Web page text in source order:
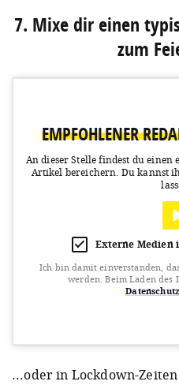
7. Mixe dir einen
zum
EMPFOHLENER
An dieser Stelle findest du
Artikel bereichern. Du kannst
Externe Medien
Ich bin damit einverstanden,
werden. Beim Laden des
...oder in Lockdown-